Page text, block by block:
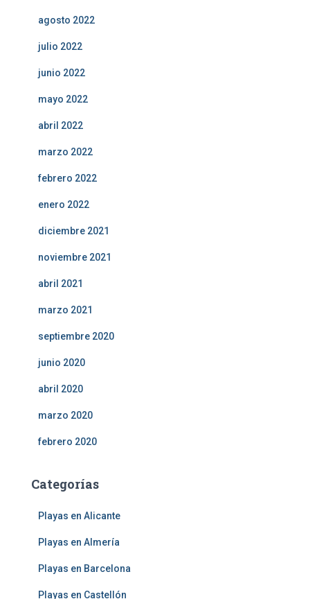
agosto 2022
julio 2022
junio 2022
mayo 2022
abril 2022
marzo 2022
febrero 2022
enero 2022
diciembre 2021
noviembre 2021
abril 2021
marzo 2021
septiembre 2020
junio 2020
abril 2020
marzo 2020
febrero 2020
Categorías
Playas en Alicante
Playas en Almería
Playas en Barcelona
Playas en Castellón